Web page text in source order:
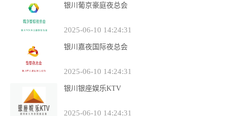
银川葡京豪庭夜总会
2025-06-10 14:24:31
银川嘉夜国际夜总会
2025-06-10 14:24:31
银川银座娱乐KTV
2025-06-10 14:24:31